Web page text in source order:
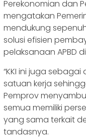
Perekonomian dan
mengatakan
mendukung
solusi efisien
pelaksanaan APBD
“KKI ini juga
satuan kerja
Pemprov
semua memiliki
yang sama terkait
tandasnya.